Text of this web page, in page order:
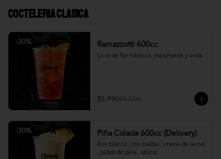
Cocteleria Clasica
-30% Ramazzotti 600cc
Licor de flor hibiscus, espumante y soda.
$5.990$8.500
-30% Piña Colada 600cc (Delivery)
Ron blanco , ron malibu , crema de leche
, pulpa de piña , azúcar.